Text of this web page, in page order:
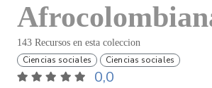
143 Recursos en esta coleccion
Ciencias sociales Ciencias sociales
0,0